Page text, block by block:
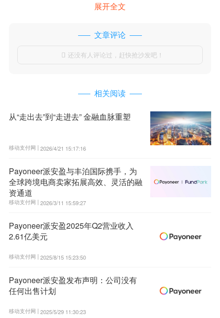
展开全文
文章评论
 还没有人评论过，赶快抢沙发吧！
相关阅读
从“走出去”到“走进去” 金融血脉重塑
移动支付网 | 2026/4/21 15:17:16
Payoneer派安盈与丰泊国际携手，为
全球跨境电商卖家拓展高效、灵活的融
资通道
移动支付网 | 2026/3/11 15:59:27
Payoneer派安盈2025年Q2营业收入
2.61亿美元
移动支付网 | 2025/8/15 15:23:50
Payoneer派安盈发布声明：公司没有
任何出售计划
移动支付网 | 2025/5/29 11:30:23